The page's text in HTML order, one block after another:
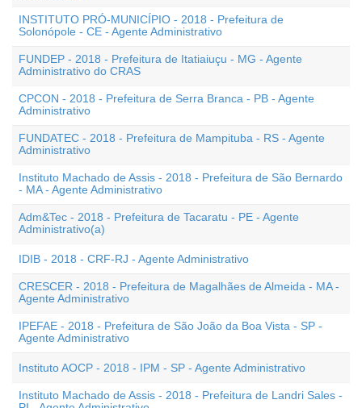
INSTITUTO PRÓ-MUNICÍPIO - 2018 - Prefeitura de
Solonópole - CE - Agente Administrativo
FUNDEP - 2018 - Prefeitura de Itatiaiuçu - MG - Agente
Administrativo do CRAS
CPCON - 2018 - Prefeitura de Serra Branca - PB - Agente
Administrativo
FUNDATEC - 2018 - Prefeitura de Mampituba - RS - Agente
Administrativo
Instituto Machado de Assis - 2018 - Prefeitura de São Bernardo
- MA - Agente Administrativo
Adm&Tec - 2018 - Prefeitura de Tacaratu - PE - Agente
Administrativo(a)
IDIB - 2018 - CRF-RJ - Agente Administrativo
CRESCER - 2018 - Prefeitura de Magalhães de Almeida - MA -
Agente Administrativo
IPEFAE - 2018 - Prefeitura de São João da Boa Vista - SP -
Agente Administrativo
Instituto AOCP - 2018 - IPM - SP - Agente Administrativo
Instituto Machado de Assis - 2018 - Prefeitura de Landri Sales -